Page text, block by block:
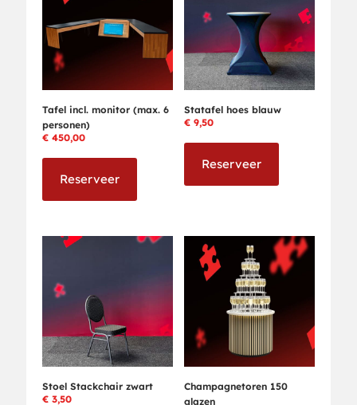
Tafel incl. monitor (max. 6
personen)
€ 450,00
Reserveer
Statafel hoes blauw
€9,50
Reserveer
Stoel Stackchair zwart
€ 3,50
Champagnetoren 150
glazen